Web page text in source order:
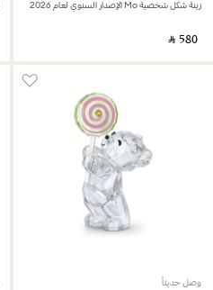
زينة شكل شخصية Mo الإصدار السنوي لعام 2026
‎ ⃁ ⁦580⁩ ‎
وصل حديثاً